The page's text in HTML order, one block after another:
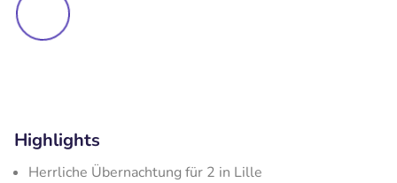
Highlights
Herrliche Übernachtung für 2 in Lille